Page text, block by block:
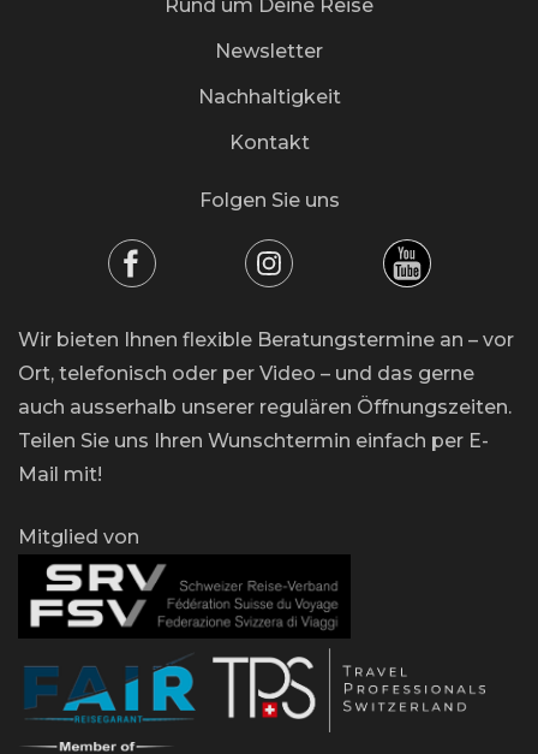
Rund um Deine Reise
Newsletter
Nachhaltigkeit
Kontakt
Folgen Sie uns
Wir bieten Ihnen flexible Beratungstermine an – vor
Ort, telefonisch oder per Video – und das gerne
auch ausserhalb unserer regulären Öffnungszeiten.
Teilen Sie uns Ihren Wunschtermin einfach per E-
Mail mit!
Mitglied von